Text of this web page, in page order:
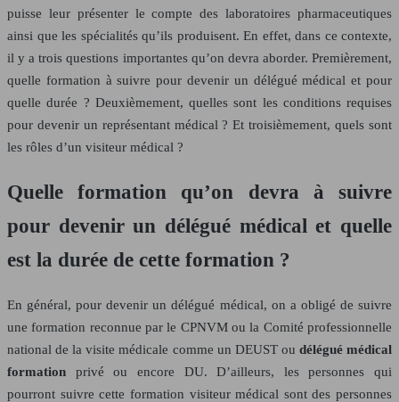
puisse leur présenter le compte des laboratoires pharmaceutiques
ainsi que les spécialités qu’ils produisent. En effet, dans ce contexte,
il y a trois questions importantes qu’on devra aborder. Premièrement,
quelle formation à suivre pour devenir un délégué médical et pour
quelle durée ? Deuxièmement, quelles sont les conditions requises
pour devenir un représentant médical ? Et troisièmement, quels sont
les rôles d’un visiteur médical ?
Quelle formation qu’on devra à suivre
pour devenir un délégué médical et quelle
est la durée de cette formation ?
En général, pour devenir un délégué médical, on a obligé de suivre
une formation reconnue par le CPNVM ou la Comité professionnelle
national de la visite médicale comme un DEUST ou délégué médical
formation privé ou encore DU. D’ailleurs, les personnes qui
pourront suivre cette formation visiteur médical sont des personnes